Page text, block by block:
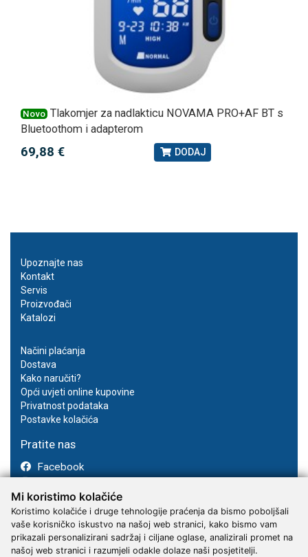
Mi koristimo kolačiće
Koristimo kolačiće i druge tehnologije praćenja da bismo poboljšali
vaše korisničko iskustvo na našoj web stranici, kako bismo vam
prikazali personalizirani sadržaj i ciljane oglase, analizirali promet na
našoj web stranici i razumjeli odakle dolaze naši posjetitelji.
Novo Tlakomjer za nadlakticu NOVAMA PRO+AF BT s
Bluetoothom i adapterom
69,88 € DODAJ
Upoznajte nas
Kontakt
Servis
Proizvođači
Katalozi
Načini plaćanja
Dostava
Kako naručiti?
Opći uvjeti online kupovine
Privatnost podataka
Postavke kolačića
Pratite nas
Facebook
Youtube